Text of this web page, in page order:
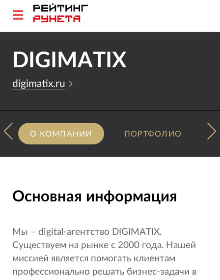
DIGIMATIX
digimatix.ru
О КОМПАНИИ ПОРТФОЛИО
Основная информация
Мы – digital-агентство DIGIMATIX.
Существуем на рынке с 2000 года. Нашей
миссией является помогать клиентам
профессионально решать бизнес-задачи в